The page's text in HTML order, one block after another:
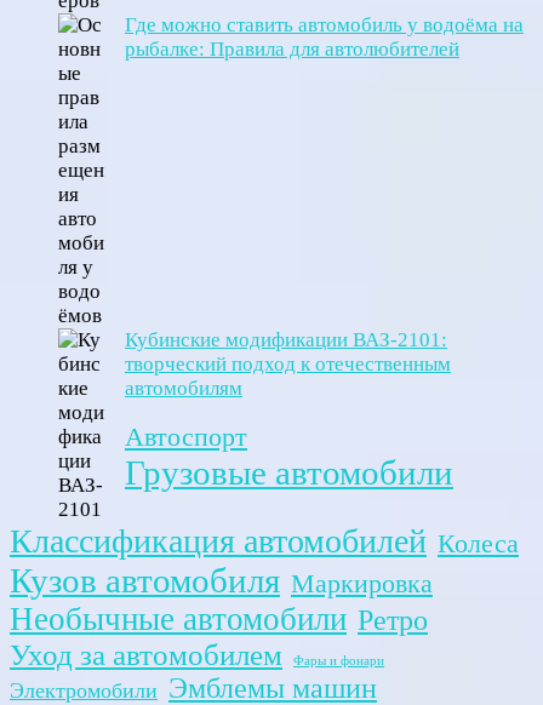
Где можно ставить автомобиль у водоёма на
рыбалке: Правила для автолюбителей
Кубинские модификации ВАЗ-2101:
творческий подход к отечественным
автомобилям
Автоспорт
Грузовые автомобили
Классификация автомобилей Колеса
Кузов автомобиля Маркировка
Необычные автомобили Ретро
Уход за автомобилем
Фары и фонари
Электромобили Эмблемы машин